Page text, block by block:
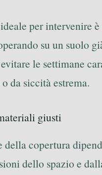
per intervenire
su un suolo
le settimane
da siccità estrema.
giusti
della copertura
dello spazio e